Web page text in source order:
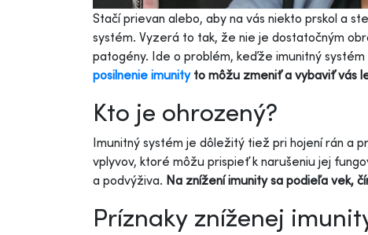
Stačí prievan alebo, aby na vás niekto prskol a
systém. Vyzerá to tak, že nie je dostatočným
patogény. Ide o problém, keďže imunitný
posilnenie imunityto môžu zmeniť a vybaviť vás
Kto je ohrozený?
Imunitný systém je dôležitý tiež pri hojení rán a
vplyvov, ktoré môžu prispieť k narušeniu jej
a podvýživa. Na znížení imunity sa podieľa vek,
Príznaky zníženej